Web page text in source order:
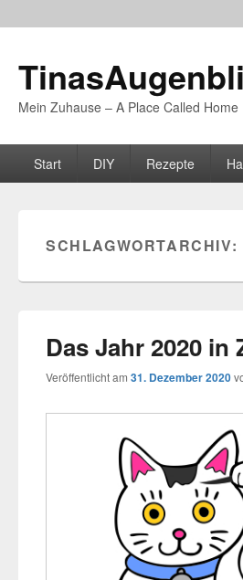
Mein Zuhause – A Place Called Home
PrimäresStart DIY Rezepte
SCHLAGWORTARCHIV:
Das Jahr 2020 in
Veröffentlicht am 31. Dezember 2020